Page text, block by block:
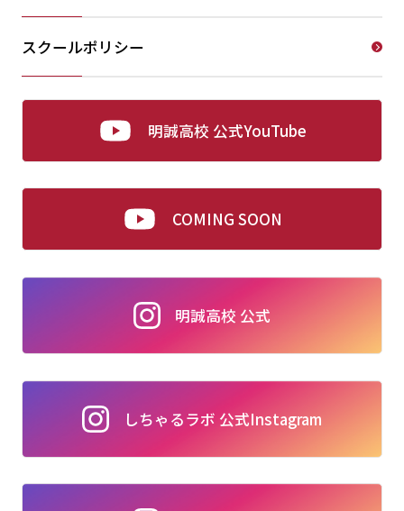
スクールポリシー
明誠高校 公式YouTube
COMING SOON
明誠高校 公式
しちゃるラボ 公式Instagram